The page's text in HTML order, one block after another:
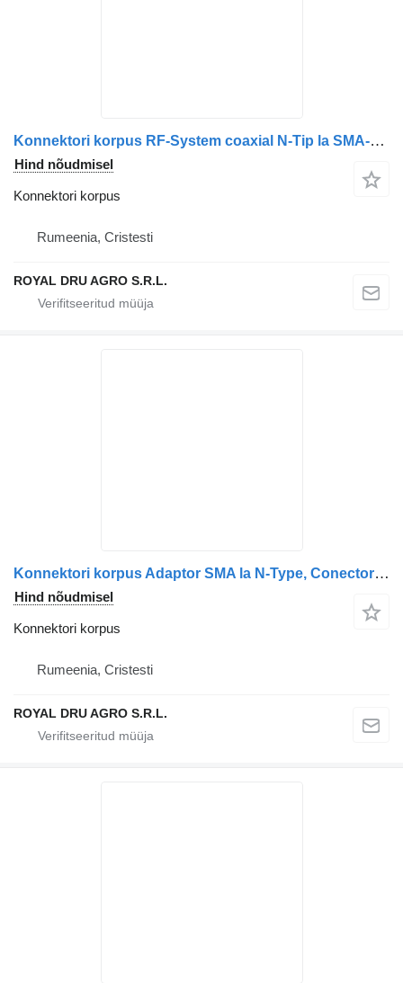
Konnektori korpus RF-System coaxial N-Tip la SMA-Tip Adaptor tüübi jaoks veoauto
Hind nõudmisel
Konnektori korpus
Rumeenia, Cristesti
ROYAL DRU AGRO S.R.L.
Konnektori korpus Adaptor SMA la N-Type, Conector RF, Argintiu tüübi jaoks veoauto
Hind nõudmisel
Konnektori korpus
Rumeenia, Cristesti
ROYAL DRU AGRO S.R.L.